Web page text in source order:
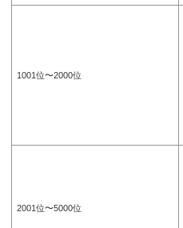
1001位〜2000位
2001位〜5000位